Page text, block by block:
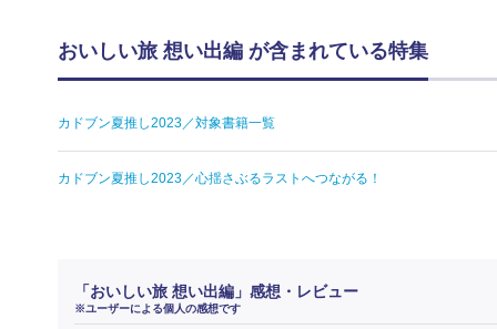
おいしい旅 想い出編 が含まれている特集
カドブン夏推し2023／対象書籍一覧
カドブン夏推し2023／心揺さぶるラストへつながる！
「おいしい旅 想い出編」感想・レビュー
※ユーザーによる個人の感想です